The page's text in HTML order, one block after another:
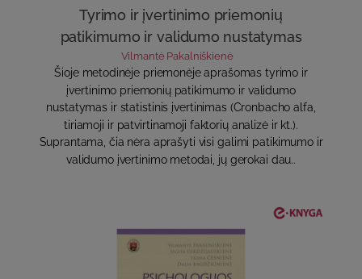
Tyrimo ir įvertinimo priemonių
patikimumo ir validumo nustatymas
Vilmantė Pakalniškienė
Šioje metodinėje priemonėje aprašomas tyrimo ir
įvertinimo priemonių patikimumo ir validumo
nustatymas ir statistinis įvertinimas (Cronbacho alfa,
tiriamoji ir patvirtinamoji faktorių analizė ir kt.).
Suprantama, čia nėra aprašyti visi galimi patikimumo ir
validumo įvertinimo metodai, jų gerokai dau..